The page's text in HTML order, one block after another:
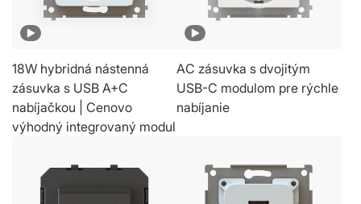
18W hybridná nástenná
zásuvka s USB A+C
nabíjačkou | Cenovo
výhodný integrovaný modul
AC zásuvka s dvojitým
USB-C modulom pre rýchle
nabíjanie